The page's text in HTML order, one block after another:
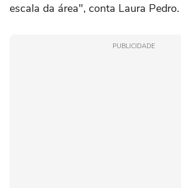
escala da área", conta Laura Pedro.
PUBLICIDADE